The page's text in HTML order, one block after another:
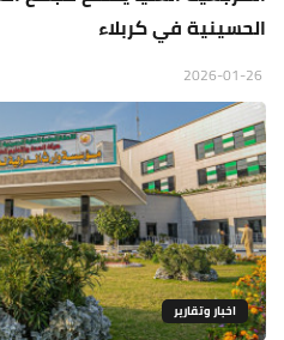
الحسينية في كربلاء
اخبار وتقارير